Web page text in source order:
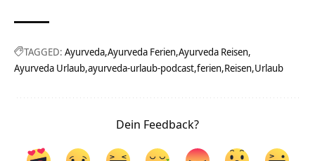
TAGGED: Ayurveda Ayurveda Ferien Ayurveda Reisen
Ayurveda Urlaub ayurveda-urlaub-podcast ferien Reisen Urlaub
Dein Feedback?